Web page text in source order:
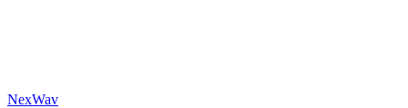
NexWav